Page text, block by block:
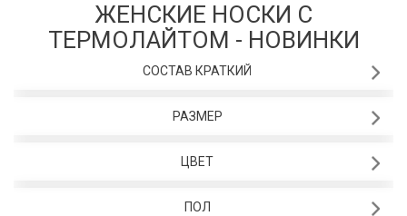
ЖЕНСКИЕ НОСКИ С
ТЕРМОЛАЙТОМ - НОВИНКИ
СОСТАВ КРАТКИЙ
РАЗМЕР
ЦВЕТ
ПОЛ